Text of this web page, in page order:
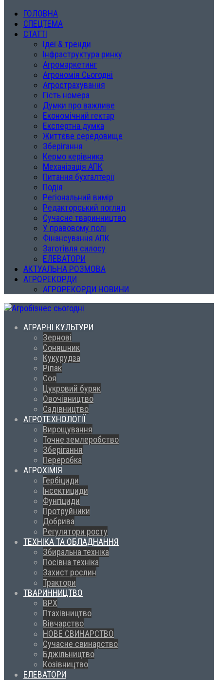
ГОЛОВНА
СПЕЦТЕМА
СТАТТІ
Ідеї & тренди
Інфраструктура ринку
Агромаркетинг
Агрономія Сьогодні
Агрострахування
Гість номера
Думки про важливе
Економічний гектар
Експертна думка
Життєве середовище
Зберігання
Кермо керівника
Механізація АПК
Питання бухгалтерії
Подія
Регіональний вимір
Редакторський погляд
Сучасне тваринництво
У правовому полі
Фінансування АПК
Заготівля силосу
ЕЛЕВАТОРИ
АКТУАЛЬНА РОЗМОВА
АГРОРЕКОРДИ
АГРОРЕКОРДИ НОВИНИ
АГРАРНІ КУЛЬТУРИ
Зернові
Соняшник
Кукурудза
Ріпак
Соя
Цукровий буряк
Овочівництво
Садівництво
АГРОТЕХНОЛОГІЇ
Вирощування
Точне землеробство
Зберігання
Переробка
АГРОХІМІЯ
Гербіциди
Інсектициди
Фунгіциди
Протруйники
Добрива
Регулятори росту
ТЕХНІКА ТА ОБЛАДНАННЯ
Збиральна техніка
Посівна техніка
Захист рослин
Трактори
ТВАРИННИЦТВО
ВРХ
Птахівництво
Вівчарство
НОВЕ СВИНАРСТВО
Сучасне свинарство
Бджільництво
Козівництво
ЕЛЕВАТОРИ